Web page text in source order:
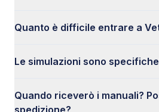
Quanto è difficile entrare a
Le simulazioni sono
Quando riceverò i manuali?
spedizione?